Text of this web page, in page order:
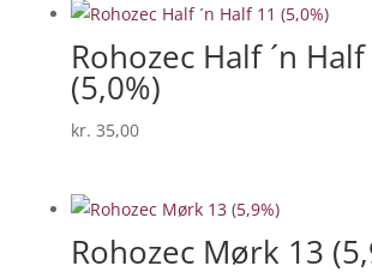
Rohozec Half ´n Half
(5,0%)
kr. 35,00
Rohozec Mørk 13